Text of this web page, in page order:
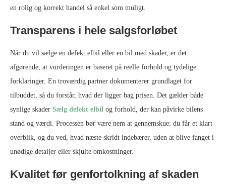
en rolig og korrekt handel så enkel som muligt.
Transparens i hele salgsforløbet
Når du vil sælge en defekt elbil eller en bil med skader, er det
afgørende, at vurderingen er baseret på reelle forhold og tydelige
forklaringer. En troværdig partner dokumenterer grundlaget for
tilbuddet, så du forstår, hvad der ligger bag prisen. Det gælder både
synlige skader Sælg defekt elbil og forhold, der kan påvirke bilens
stand og værdi. Processen bør være nem at gennemskue: du får et klart
overblik, og du ved, hvad næste skridt indebærer, uden at blive fanget i
unødige detaljer eller skjulte omkostninger.
Kvalitet før genfortolkning af skaden